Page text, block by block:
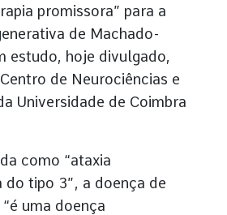
promissora” para a
de Machado-
estudo, hoje divulgado,
de Neurociências e
Universidade de Coimbra
como “ataxia
do tipo 3”, a doença de
uma doença